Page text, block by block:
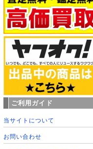
ご利用ガイド
当サイトについて
お問い合わせ